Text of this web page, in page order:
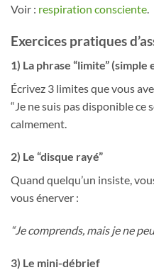
Voir : respiration consciente.
Exercices pratiques
1) La phrase “limite”
Écrivez 3 limites que vous
“Je ne suis pas disponible ce
calmement.
2) Le “disque rayé”
Quand quelqu’un insiste,
vous énerver :
“Je comprends, mais je ne
3) Le mini-débrief